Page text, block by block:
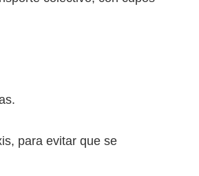
para evitar que se